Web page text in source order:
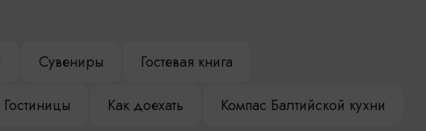
Сувениры Гостевая книга
Гостиницы Как доехать Компас Балтийской кухни